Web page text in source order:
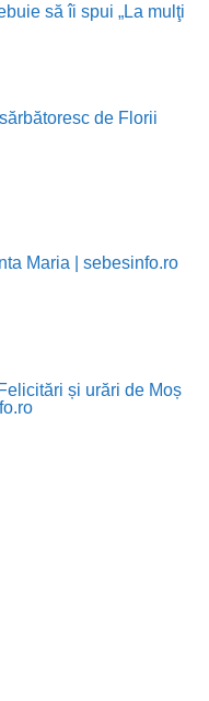
să îi spui „La mulţi
de Florii
Maria | sebesinfo.ro
și urări de Moș